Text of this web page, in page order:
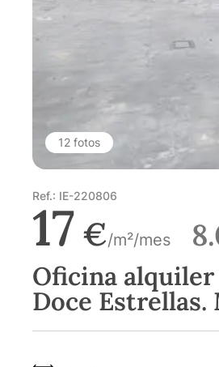
12 fotos
Ref.: IE-220806
17 €/m²/mes
Oficina alquiler
Doce Estrellas.